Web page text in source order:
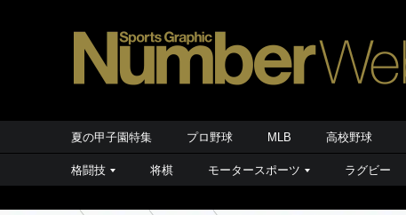
夏の甲子園特集 プロ野球 MLB 高校野球
格闘技 将棋 モータースポーツ ラグビー